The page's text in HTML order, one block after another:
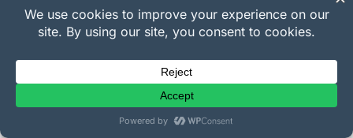
Bedrijf
Carrières
Contact
Pers
Affiliates